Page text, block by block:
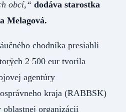
obcí,“ dodáva starostka
Melagová.
chodníka presiahli
2 500 eur tvorila
agentúry
kraja (RABBSK)
oblastnej organizácii